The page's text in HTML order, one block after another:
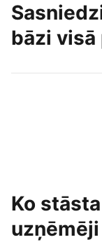
bāzi visā
Sasniegt
Ko
uzņēmēji